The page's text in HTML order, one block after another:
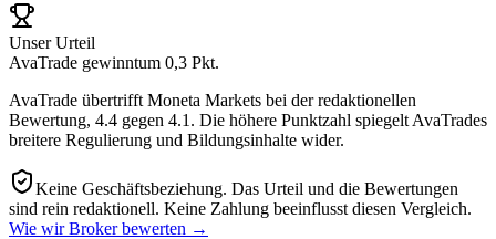
Unser Urteil
AvaTrade gewinntum 0,3 Pkt.
AvaTrade übertrifft Moneta Markets bei der redaktionellen
Bewertung, 4.4 gegen 4.1. Die höhere Punktzahl spiegelt AvaTrades
breitere Regulierung und Bildungsinhalte wider.
Keine Geschäftsbeziehung. Das Urteil und die Bewertungen
sind rein redaktionell. Keine Zahlung beeinflusst diesen Vergleich.
Wie wir Broker bewerten →